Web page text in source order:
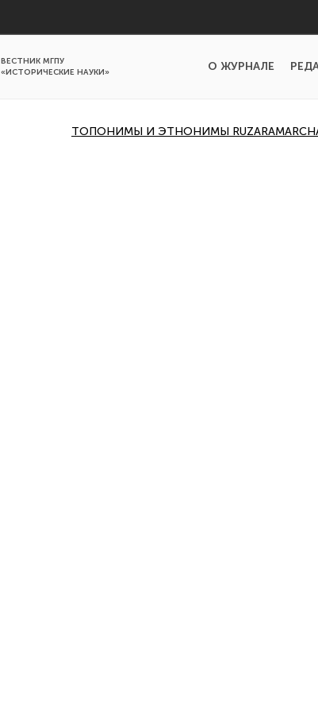
ВЕСТНИК МГПУ
«ИСТОРИЧЕСКИЕ НАУКИ»
О ЖУРНАЛЕ
ТОПОНИМЫ И ЭТНОНИМЫ